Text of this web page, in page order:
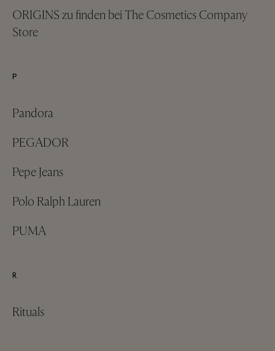
ORIGINS zu finden bei The Cosmetics Company
Store
P
Pandora
PEGADOR
Pepe Jeans
Polo Ralph Lauren
PUMA
R
Rituals